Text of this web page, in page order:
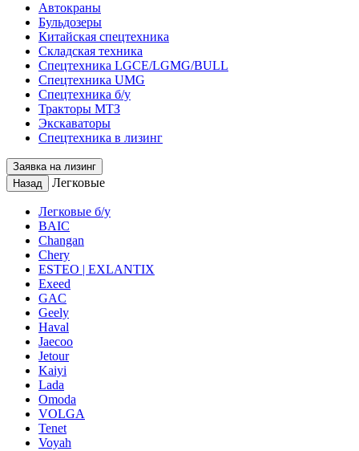
Автокраны
Бульдозеры
Китайская спецтехника
Складская техника
Спецтехника LGCE/LGMG/BULL
Спецтехника UMG
Спецтехника б/у
Тракторы МТЗ
Экскаваторы
Спецтехника в лизинг
Заявка на лизинг
Назад
Легковые
Легковые б/у
BAIC
Changan
Chery
ESTEO | EXLANTIX
Exeed
GAC
Geely
Haval
Jaecoo
Jetour
Kaiyi
Lada
Omoda
VOLGA
Tenet
Voyah